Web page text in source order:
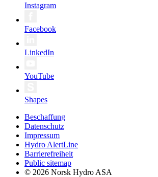
Instagram
Facebook
LinkedIn
YouTube
Shapes
Beschaffung
Datenschutz
Impressum
Hydro AlertLine
Barrierefreiheit
Public sitemap
© 2026 Norsk Hydro ASA